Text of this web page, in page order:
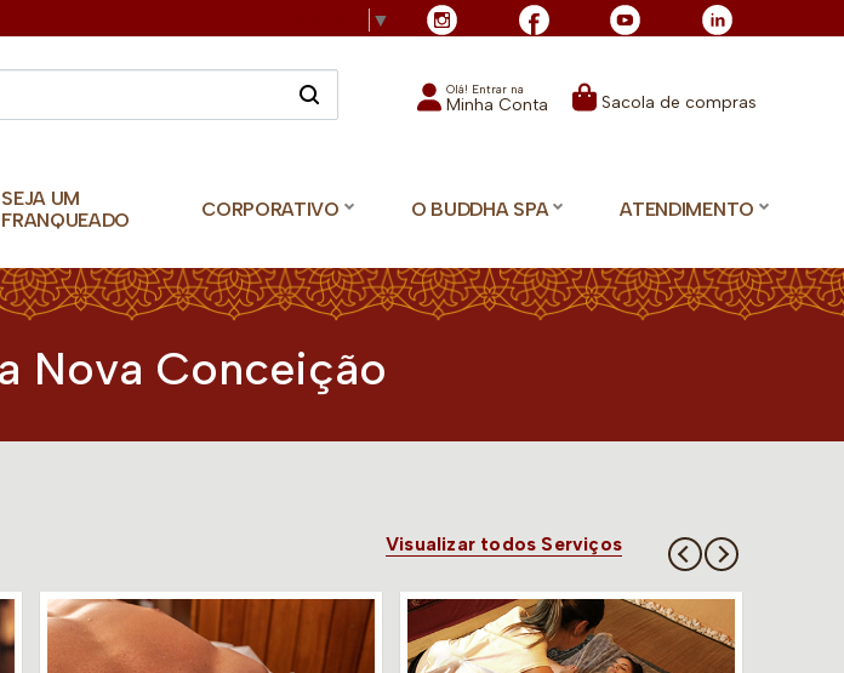
▼
Olá! Entrar na
Minha Conta Sacola de compras
SEJA UM
FRANQUEADO
CORPORATIVO O BUDDHA SPA ATENDIMENTO
Nova Conceição
Visualizar todos Serviços